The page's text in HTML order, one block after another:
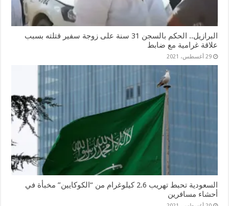
البرازيل.. الحكم بالسجن 31 سنة على زوجة سفير قتلته بسبب
علاقة غرامية مع ضابط
29 أغسطس، 2021
السعودية تحبط تهريب 2.6 كيلوغرام من “الكوكايين” مخبأة في
أحشاء مسافرين